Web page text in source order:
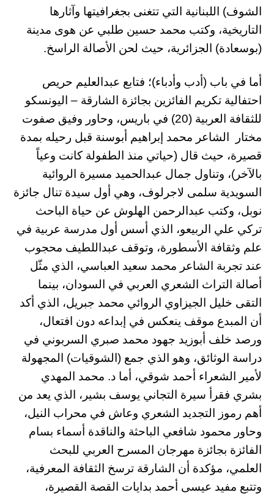
الشوف) اللبنانية التي تتغنى بجغرافيتها وآثارها
التاريخية، وكتب محمد حسين طلبي عن هوى مدينة
(بوسعادة) الجزائرية، حيث لحن الأصالة الراسخ.
أما في باب (أدب وأدباء)؛ فتابع عبدالعليم حريص
احتفالية تكريم الفائزين بجائزة الشارقة – اليونسكو
للثقافة العربية (20) في باريس، وحاور وفيق صفوت
مختار الشاعر محمد إبراهيم أبوسنة قبل رحيله بمدة
قصيرة، حيث قال (حياتي منذ الطفولة كانت وعياً
بالآخر)، وتناول جمال عبدالحميد مسيرة الروائية
السويدية سلمى لاجرلوف، وهي أول سيدة تنال جائزة
نوبل، وكتب عبدالرحمن الهلوش عن حياة الباحث
تركي علي الربيعو، الذي أسس أول مدرسة عربية في
علم وثقافة الأسطورة، وتوقف عبداللطيف محجوب
عند تجربة الشاعر محمد سعيد العباسي، الذي مثّل
أصالة التراث الشعري العربي في السودان، بينما
التقى خليل الجيزاوي الروائي محمد جبريل، الذي أكد
أن المبدع موقف ينعكس في إبداعه دون افتعال،
ورصد خلف أبوزيد جهود محمد صبري السربوني في
دراسة الوثائق، وهو الذي جمع (الشوقيات) المجهولة
لأمير الشعراء أحمد شوقي، أما د. محمد المهدي
بشري فقرأ سيرة التجاني يوسف بشير، الذي يعد من
أهم رموز التجديد الشعري وعاش في محراب النيل،
وحاور محمود شافعي الباحثة والناقدة أسماء بسام
الفائزة بجائزة مهرجان المسرح العربي للبحث
العلمي، مؤكدة أن الشارقة ترسخ الثقافة المعرفية،
وتتبع مفيد عيسى أحمد بدايات القصة القصيرة،